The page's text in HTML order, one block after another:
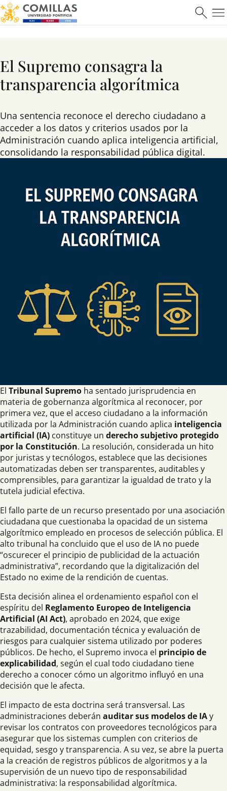
El Supremo consagra la
transparencia algorítmica
Una sentencia reconoce el derecho ciudadano a
acceder a los datos y criterios usados por la
Administración cuando aplica inteligencia artificial,
consolidando la responsabilidad pública digital.
El Tribunal Supremo ha sentado jurisprudencia en
materia de gobernanza algorítmica al reconocer, por
primera vez, que el acceso ciudadano a la información
utilizada por la Administración cuando aplica inteligencia
artificial (IA) constituye un derecho subjetivo protegido
por la Constitución. La resolución, considerada un hito
por juristas y tecnólogos, establece que las decisiones
automatizadas deben ser transparentes, auditables y
comprensibles, para garantizar la igualdad de trato y la
tutela judicial efectiva.
El fallo parte de un recurso presentado por una asociación
ciudadana que cuestionaba la opacidad de un sistema
algorítmico empleado en procesos de selección pública. El
alto tribunal ha concluido que el uso de IA no puede
“oscurecer el principio de publicidad de la actuación
administrativa”, recordando que la digitalización del
Estado no exime de la rendición de cuentas.
Esta decisión alinea el ordenamiento español con el
espíritu del Reglamento Europeo de Inteligencia
Artificial (AI Act), aprobado en 2024, que exige
trazabilidad, documentación técnica y evaluación de
riesgos para cualquier sistema utilizado por poderes
públicos. De hecho, el Supremo invoca el principio de
explicabilidad, según el cual todo ciudadano tiene
derecho a conocer cómo un algoritmo influyó en una
decisión que le afecta.
El impacto de esta doctrina será transversal. Las
administraciones deberán auditar sus modelos de IAy
revisar los contratos con proveedores tecnológicos para
asegurar que los sistemas cumplen con criterios de
equidad, sesgo y transparencia. A su vez, se abre la puerta
a la creación de registros públicos de algoritmos y a la
supervisión de un nuevo tipo de responsabilidad
administrativa: la responsabilidad algorítmica.